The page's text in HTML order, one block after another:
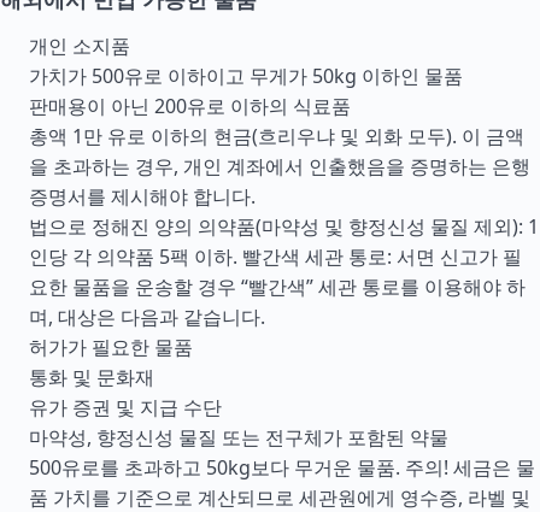
개인 소지품
가치가 500유로 이하이고 무게가 50kg 이하인 물품
판매용이 아닌 200유로 이하의 식료품
총액 1만 유로 이하의 현금(흐리우냐 및 외화 모두). 이 금액
을 초과하는 경우, 개인 계좌에서 인출했음을 증명하는 은행
증명서를 제시해야 합니다.
법으로 정해진 양의 의약품(마약성 및 향정신성 물질 제외): 1
인당 각 의약품 5팩 이하. 빨간색 세관 통로: 서면 신고가 필
요한 물품을 운송할 경우 “빨간색” 세관 통로를 이용해야 하
며, 대상은 다음과 같습니다.
허가가 필요한 물품
통화 및 문화재
유가 증권 및 지급 수단
마약성, 향정신성 물질 또는 전구체가 포함된 약물
500유로를 초과하고 50kg보다 무거운 물품. 주의! 세금은 물
품 가치를 기준으로 계산되므로 세관원에게 영수증, 라벨 및